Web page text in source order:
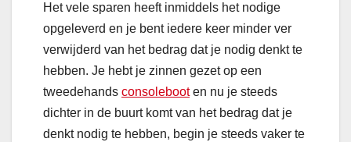
Het vele sparen heeft inmiddels het nodige
opgeleverd en je bent iedere keer minder ver
verwijderd van het bedrag dat je nodig denkt te
hebben. Je hebt je zinnen gezet op een
tweedehands consolebooten nu je steeds
dichter in de buurt komt van het bedrag dat je
denkt nodig te hebben, begin je steeds vaker te